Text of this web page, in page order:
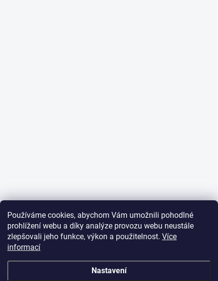
Používáme cookies, abychom Vám umožnili pohodlné
prohlížení webu a díky analýze provozu webu neustále
zlepšovali jeho funkce, výkon a použitelnost. Více
informací
Nastavení